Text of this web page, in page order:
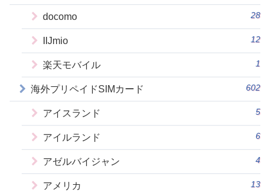
docomo 28
IIJmio 12
楽天モバイル 1
海外プリペイドSIMカード 602
アイスランド 5
アイルランド 6
アゼルバイジャン 4
アメリカ 13